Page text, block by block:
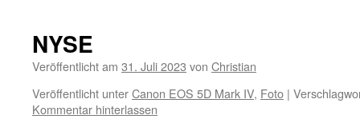
NYSE
Veröffentlicht am 31. Juli 2023 von Christian
Veröffentlicht unterCanon EOS 5D Mark IV, Foto |
Kommentar hinterlassen